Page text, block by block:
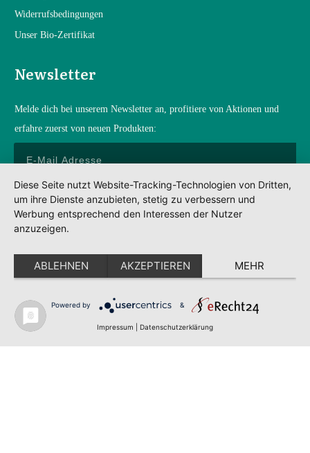
Widerrufsbedingungen
Unser Bio-Zertifikat
Newsletter
Melde dich bei unserem Newsletter an, profitiere von Aktionen und
erfahre zuerst von neuen Produkten:
Anmelden
Datenschutz
AGBs
Partner
POWERED BY SEYER MARKETING ©2022
Diese Seite nutzt Website-Tracking-Technologien von Dritten,
um ihre Dienste anzubieten, stetig zu verbessern und
Werbung entsprechend den Interessen der Nutzer
anzuzeigen.
ABLEHNEN AKZEPTIEREN MEHR
Powered by &
Impressum Datenschutzerklärung